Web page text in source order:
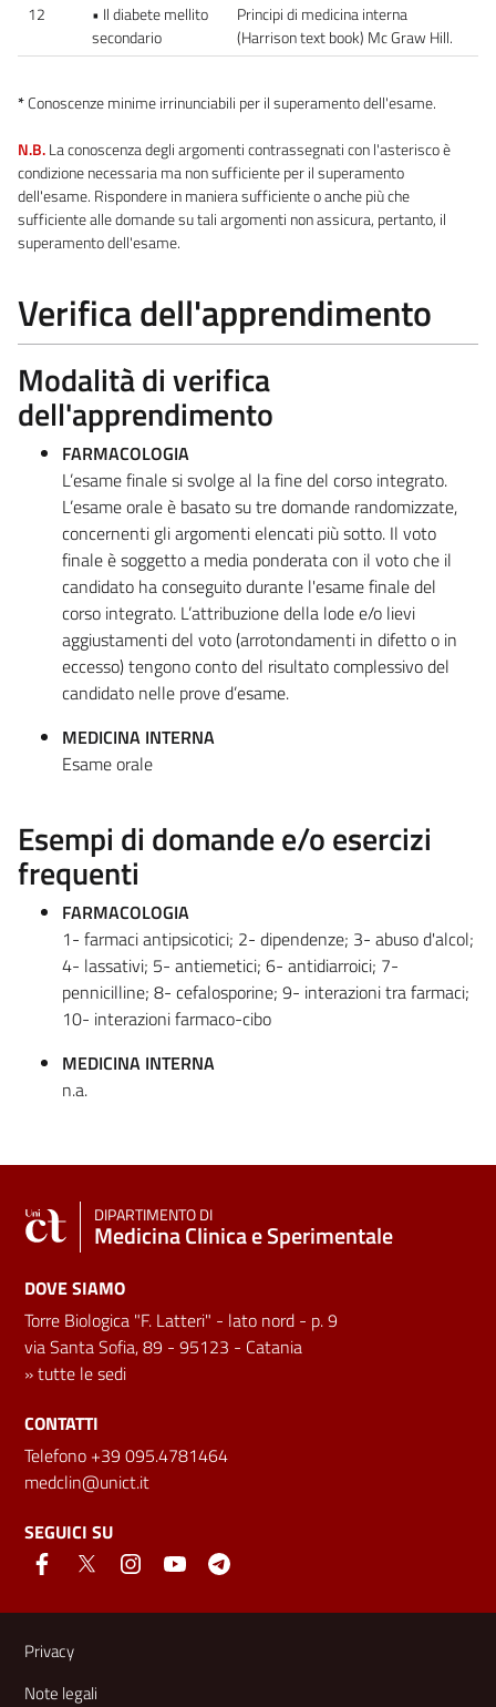
12
• Il diabete mellito
secondario
Principi di medicina interna
(Harrison text book) Mc Graw Hill.
*Conoscenze minime irrinunciabili per il superamento dell'esame.
N.B.La conoscenza degli argomenti contrassegnati con l'asterisco è
condizione necessaria ma non sufficiente per il superamento
dell'esame. Rispondere in maniera sufficiente o anche più che
sufficiente alle domande su tali argomenti non assicura, pertanto, il
superamento dell'esame.
Verifica dell'apprendimento
Modalità di verifica
dell'apprendimento
FARMACOLOGIA
L’esame finale si svolge al la fine del corso integrato.
L’esame orale è basato su tre domande randomizzate,
concernenti gli argomenti elencati più sotto. Il voto
finale è soggetto a media ponderata con il voto che il
candidato ha conseguito durante l'esame finale del
corso integrato. L’attribuzione della lode e/o lievi
aggiustamenti del voto (arrotondamenti in difetto o in
eccesso) tengono conto del risultato complessivo del
candidato nelle prove d’esame.
MEDICINA INTERNA
Esame orale
Esempi di domande e/o esercizi
frequenti
FARMACOLOGIA
1- farmaci antipsicotici; 2- dipendenze; 3- abuso d'alcol;
4- lassativi; 5- antiemetici; 6- antidiarroici; 7-
pennicilline; 8- cefalosporine; 9- interazioni tra farmaci;
10- interazioni farmaco-cibo
MEDICINA INTERNA
n.a.
DIPARTIMENTO DI
Medicina Clinica e Sperimentale
DOVE SIAMO
Torre Biologica "F. Latteri" - lato nord - p. 9
via Santa Sofia, 89 - 95123 - Catania
»tutte le sedi
CONTATTI
Telefono +39 095.4781464
medclin@unict.it
SEGUICI SU
Link e informazioni utili
Privacy
Note legali